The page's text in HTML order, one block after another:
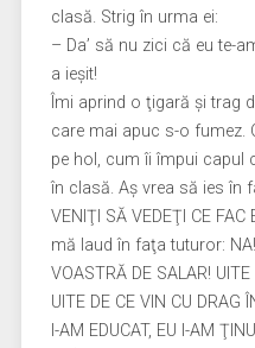
clasă. Strig în urma ei:
– Da’ să nu zici că eu te-
a ieşit!
Îmi aprind o ţigară şi trag
care mai apuc s-o fumez.
pe hol, cum îi împui capul
în clasă. Aş vrea să ies în
VENIŢI SĂ VEDEŢI CE FAC
mă laud în faţa tuturor: NA!
VOASTRĂ DE SALAR! UITE
UITE DE CE VIN CU DRAG
I-AM EDUCAT, EU I-AM